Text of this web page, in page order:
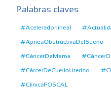
Palabras claves
#Aceleradorlineal
#ApneaObstructivaDelSueño
#CáncerDeMama
#CárcerDeCuelloUterino
#ClínicaFOSCAL